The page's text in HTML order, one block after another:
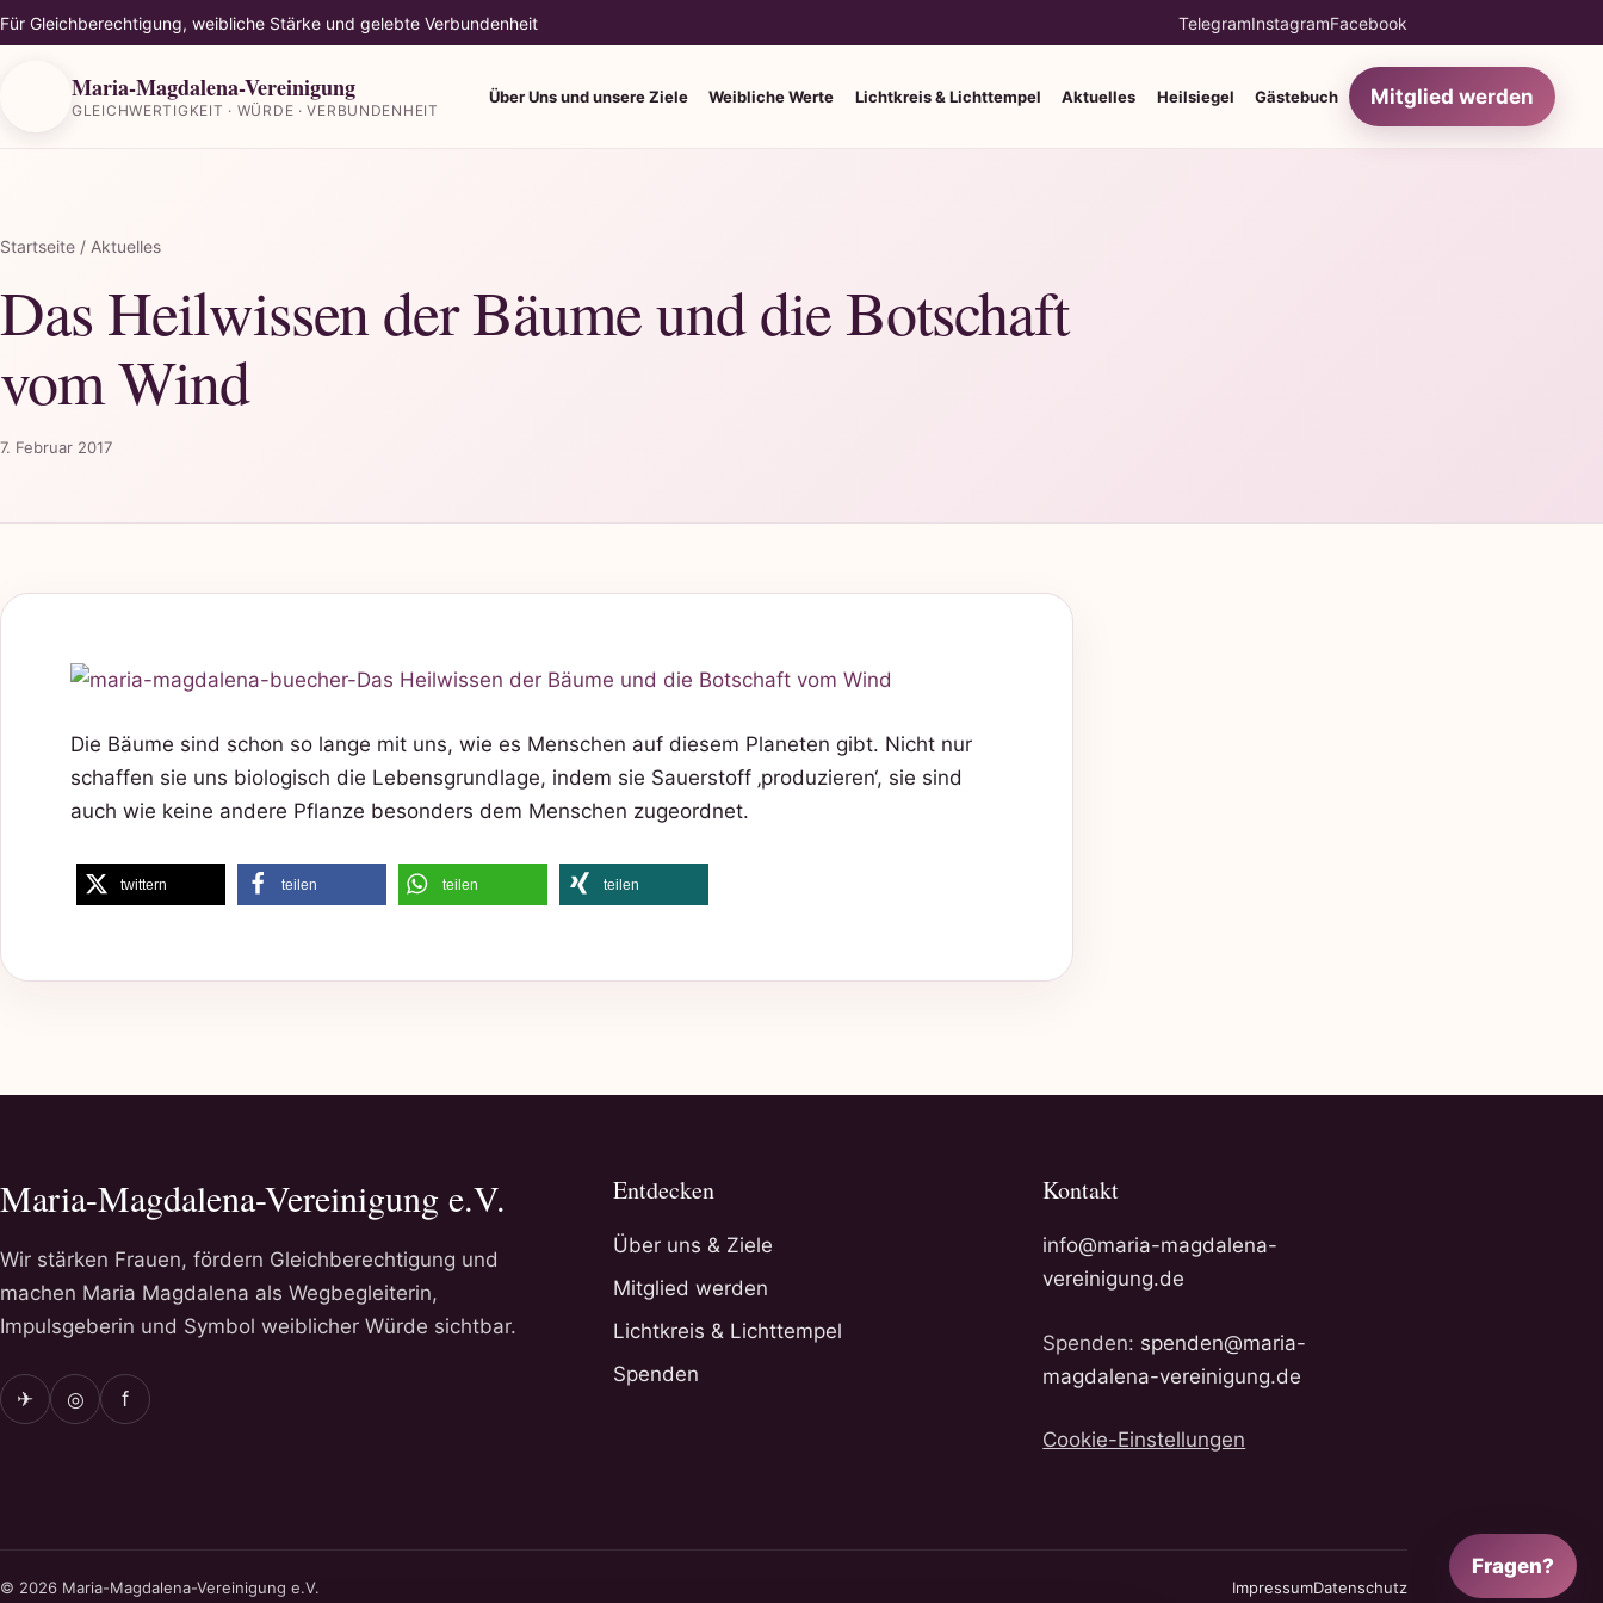
Für Gleichberechtigung, weibliche Stärke und gelebte Verbundenheit TelegramInstagramFacebook
Maria-Magdalena-Vereinigung
GLEICHWERTIGKEIT · WÜRDE · VERBUNDENHEIT
Über Uns und unsere Ziele Weibliche Werte Lichtkreis & Lichttempel Aktuelles Heilsiegel Gästebuch Mitglied werden
Startseite / Aktuelles
Das Heilwissen der Bäume und die Botschaft
vom Wind
7. Februar 2017
Die Bäume sind schon so lange mit uns, wie es Menschen auf diesem Planeten gibt. Nicht nur
schaffen sie uns biologisch die Lebensgrundlage, indem sie Sauerstoff ‚produzieren‘, sie sind
auch wie keine andere Pflanze besonders dem Menschen zugeordnet.
twittern teilen teilen teilen
Maria-Magdalena-Vereinigung e.V.
Wir stärken Frauen, fördern Gleichberechtigung und
machen Maria Magdalena als Wegbegleiterin,
Impulsgeberin und Symbol weiblicher Würde sichtbar.
✈ ◎ f
Entdecken
Über uns & Ziele
Mitglied werden
Lichtkreis & Lichttempel
Spenden
Kontakt
info@maria-magdalena-
vereinigung.de
Spenden: spenden@maria-
magdalena-vereinigung.de
Cookie-Einstellungen
© 2026 Maria-Magdalena-Vereinigung e.V. ImpressumDatenschutz
Fragen?